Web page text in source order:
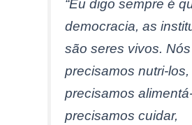
“Eu digo sempre é
democracia, as
são seres vivos. Nós
precisamos nutri-los,
precisamos
precisamos cuidar,